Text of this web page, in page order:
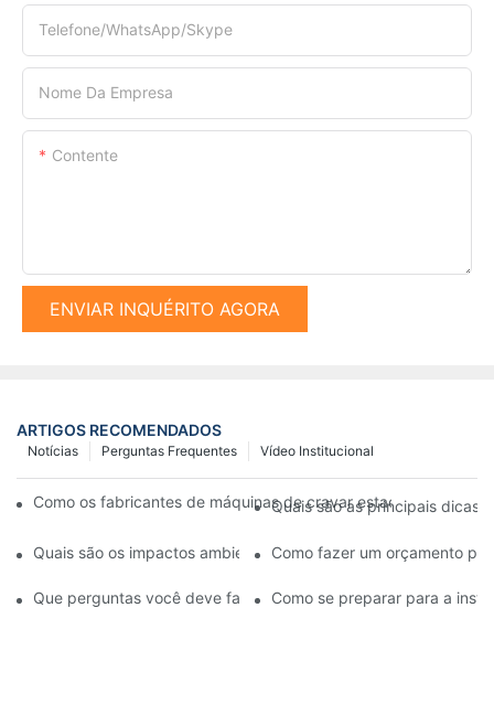
Telefone/WhatsApp/Skype
Nome Da Empresa
Contente
ENVIAR INQUÉRITO AGORA
ARTIGOS RECOMENDADOS
Vídeo Institucional
Perguntas Frequentes
Notícias
Como os fabricantes de máquinas de cravar estacas
Quais são as principais dicas
Quais são os impactos ambientais do uso de caminhões
Como fazer um orçamento
Que perguntas você deve fazer ao escolher um fornecedor de
Como se preparar para a